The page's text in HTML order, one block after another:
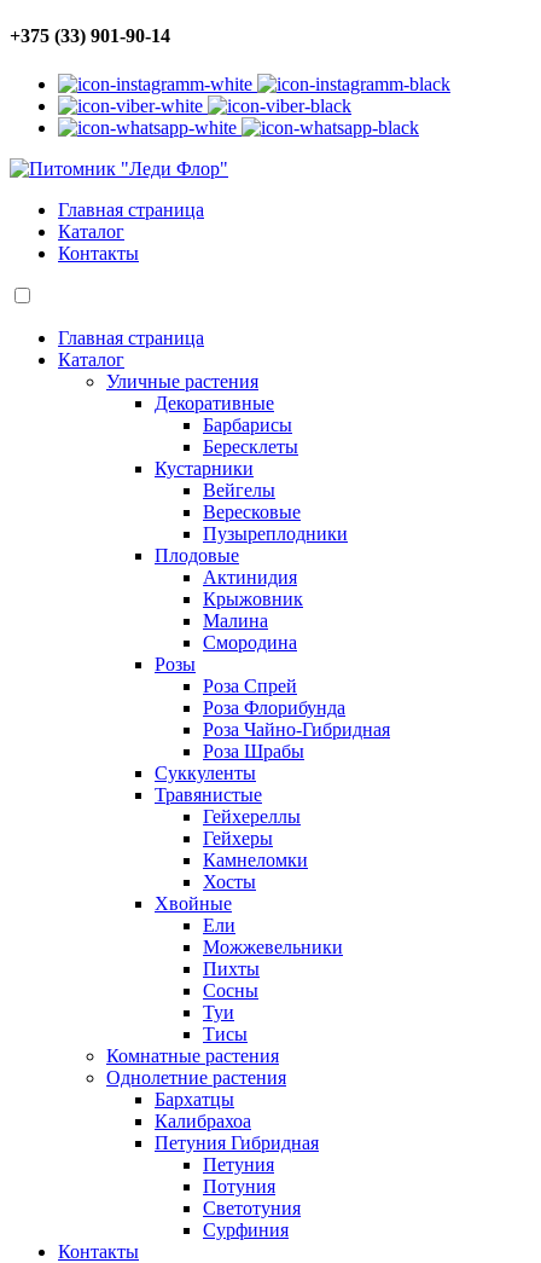
+375 (33) 901-90-14
Главная страница
Каталог
Контакты
Главная страница
Каталог
Уличные растения
Декоративные
Барбарисы
Бересклеты
Кустарники
Вейгелы
Вересковые
Пузыреплодники
Плодовые
Актинидия
Крыжовник
Малина
Смородина
Розы
Роза Спрей
Роза Флорибунда
Роза Чайно-Гибридная
Роза Шрабы
Суккуленты
Травянистые
Гейхереллы
Гейхеры
Камнеломки
Хосты
Хвойные
Ели
Можжевельники
Пихты
Сосны
Туи
Тисы
Комнатные растения
Однолетние растения
Бархатцы
Калибрахоа
Петуния Гибридная
Петуния
Потуния
Светотуния
Сурфиния
Контакты